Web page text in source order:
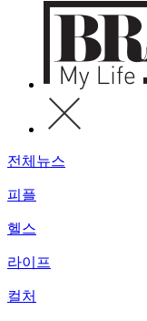
전체뉴스
피플
헬스
라이프
컬처